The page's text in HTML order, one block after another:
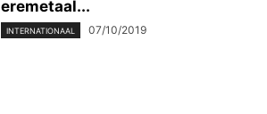
eremetaal...
INTERNATIONAAL 07/10/2019